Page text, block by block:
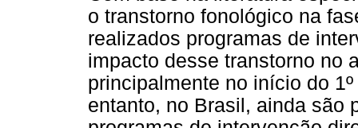
o transtorno fonológico na
realizados programas de
impacto desse transtorno no
principalmente no início do
entanto, no Brasil, ainda são